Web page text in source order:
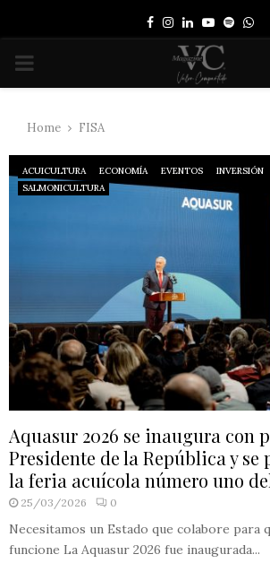
Facebook
Instagram
LinkedinYoutube
Spotify
PRIMARY
Home FISA
ACUICULTURA ECONOMÍA EVENTOS INVERSIÓN
SALMONICULTURA
Aquasur 2026 se inaugura con
Presidente de la República y se
la feria acuícola número uno
25/03/2026 0
Necesitamos un Estado que colabore para
funcione La Aquasur 2026 fue inaugurada...